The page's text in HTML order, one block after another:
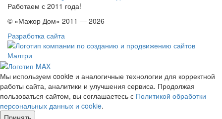
Работаем с 2011 года!
© «Мажор Дом» 2011 — 2026
Разработка сайта
Мы используем cookie и аналогичные технологии для корректной
работы сайта, аналитики и улучшения сервиса. Продолжая
пользоваться сайтом, вы соглашаетесь с Политикой обработки
персональных данных и cookie.
Принять